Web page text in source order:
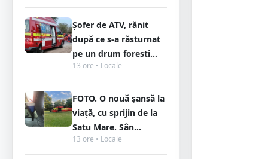
Șofer de ATV, rănit
după ce s-a răsturnat
pe un drum foresti...
13 ore • Locale
FOTO. O nouă șansă la
viață, cu sprijin de la
Satu Mare. Sân...
13 ore • Locale